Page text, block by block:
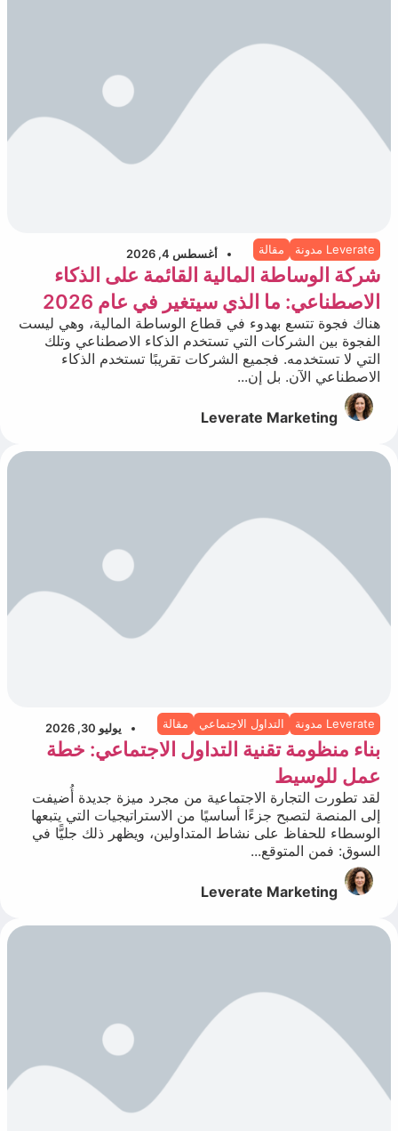
Leverate مدونة مقالة أغسطس 4, 2026
شركة الوساطة المالية القائمة على الذكاء
الاصطناعي: ما الذي سيتغير في عام 2026
هناك فجوة تتسع بهدوء في قطاع الوساطة المالية، وهي ليست
الفجوة بين الشركات التي تستخدم الذكاء الاصطناعي وتلك
التي لا تستخدمه. فجميع الشركات تقريبًا تستخدم الذكاء
الاصطناعي الآن. بل إن...
Leverate Marketing
Leverate مدونة التداول الاجتماعي مقالة يوليو 30, 2026
بناء منظومة تقنية التداول الاجتماعي: خطة
عمل للوسيط
لقد تطورت التجارة الاجتماعية من مجرد ميزة جديدة أُضيفت
إلى المنصة لتصبح جزءًا أساسيًا من الاستراتيجيات التي يتبعها
الوسطاء للحفاظ على نشاط المتداولين، ويظهر ذلك جليًّا في
السوق: فمن المتوقع...
Leverate Marketing